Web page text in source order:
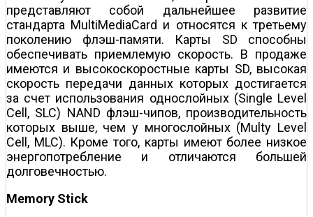
представляют собой дальнейшее развитие
стандарта MultiMediaCard и относятся к третьему
поколению флэш-памяти. Карты SD способны
обеспечивать приемлемую скорость. В продаже
имеются и высокоскоростные карты SD, высокая
скорость передачи данных которых достигается
за счет использования однослойных (Single Level
Cell, SLC) NAND флэш-чипов, производительность
которых выше, чем у многослойных (Multy Level
Cell, MLC). Кроме того, карты имеют более низкое
энергопотребление и отличаются большей
долговечностью.
Memory Stick